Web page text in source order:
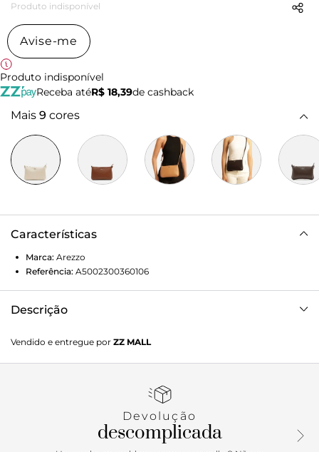
Produto indisponível
Avise-me
Produto indisponível
Receba atéR$ 18,39de cashback
Mais 9 cores
Características
Marca: Arezzo
Referência: A5002300360106
Descrição
compacto e laterais arredondadas. Traz alça longa em tira
fina e fecho superior em zíper com puxador em tira. Possui
capa frontal. Porque Apostar A tiracolo é a escolha ideal
vem com shape compacto e é perfeita para guardar itens
essenciais como celular ou smartphone, documentos e
Vendido e entregue por ZZ MALL
Devolução
descomplicada